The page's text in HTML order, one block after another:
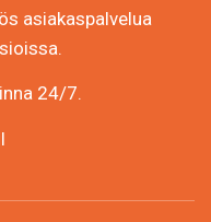
asiakaspalvelua
24/7.